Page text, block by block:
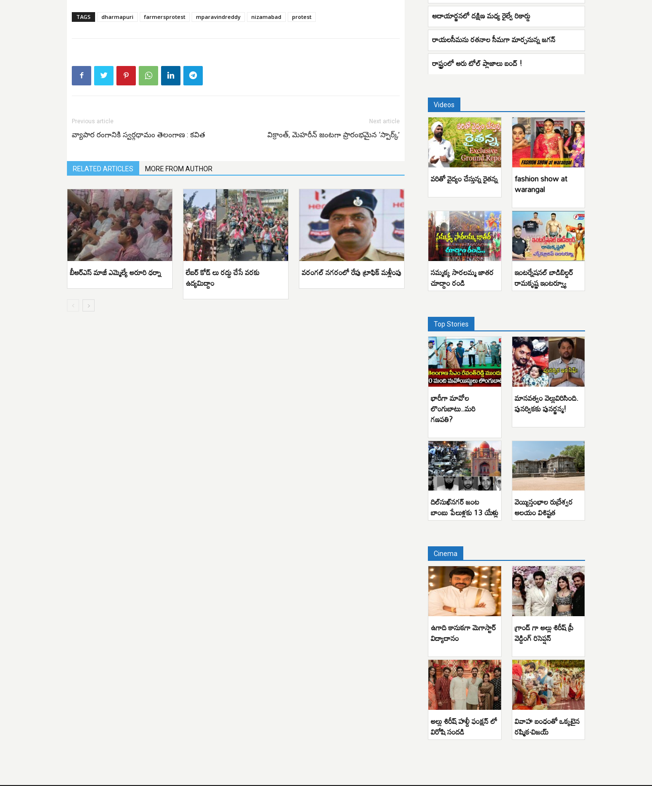
TAGS dharmapuri farmersprotest mparavindreddy nizamabad protest
Previous article
వ్యాపార రంగానికి స్వర్గధామం తెలంగాణ : కవిత
Next article
విక్రాంత్, మెహ‌రీన్ జంట‌గా ప్రారంభమైన ‘స్పార్క్’
RELATED ARTICLES MORE FROM AUTHOR
బీఆర్ఎస్ మాజీ ఎమ్మెల్యే అరూరి ధర్నా లేబర్ కోడ్ లు రద్దు చేసే వరకు
ఉద్యమిద్దాం
వరంగల్ నగరంలో రేపు ట్రాఫిక్ మళ్లీంపు
ఆదాయార్జనలో దక్షిణ మధ్య రైల్వే రికార్డు
రాయలసీమను రతనాల సీమగా మార్చనున్న జగన్
రాష్ట్రంలో ఆరు టోల్‌ ప్లాజాలు బంద్‌ !
Videos
వరితో వైద్యం చేస్తున్న రైతన్న fashion show at
warangal
సమ్మక్క సారలమ్మ జాతర
చూద్దాం రండి
ఇంటర్నేషనల్ బాడిబిల్డర్
రామకృష్ణ ఇంటర్వ్యూ
Top Stories
భారీగా మావోల
లొంగుబాటు..మరి
గణపతి?
మానవత్వం వెల్లువిరిసింది.
పునర్వికకు పునర్జన్మ!
దిల్‌సుఖ్‌నగర్ జంట
బాంబు పేలుళ్లకు 13 యేళ్లు
వెయ్యిస్తంభాల రుద్రేశ్వర
ఆలయం విశిష్టత
Cinema
ఉగాది కానుకగా మెగాస్టార్
విద్యాదానం
గ్రాండ్ గా అల్లు శిరీష్ ప్రీ
వెడ్డింగ్ రిసెప్షన్
అల్లు శిరీష్ హల్దీ ఫంక్షన్ లో
విరోషి సందడి
వివాహ బంధంతో ఒక్కటైన
రష్మిక-విజయ్